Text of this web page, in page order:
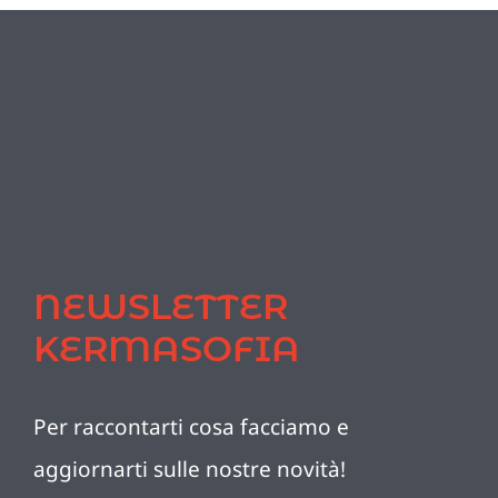
NEWSLETTER
KERMASOFIA
Per raccontarti cosa facciamo e
aggiornarti sulle nostre novità!